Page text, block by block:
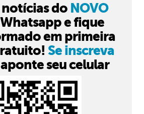
notícias do NOVO
e fique
em primeira
Se inscreva
seu celular